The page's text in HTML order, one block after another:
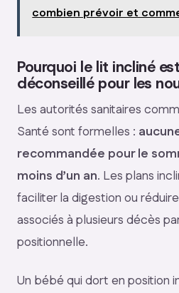
combien prévoir et
Pourquoi le lit incliné
déconseillé pour les
Les autorités sanitaires
Santé sont formelles :
recommandée pour le
moins d’un an. Les plans
faciliter la digestion ou
associés à plusieurs décès
positionnelle.
Un bébé qui dort en position